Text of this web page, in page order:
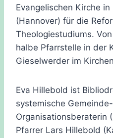
Evangelischen Kirche
(Hannover) für die
Theologiestudiums.
halbe Pfarrstelle in der
Gieselwerder im
Eva Hillebold ist
systemische
Organisationsberaterin
Pfarrer Lars Hillebold